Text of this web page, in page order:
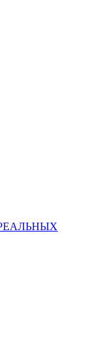
РЕАЛЬНЫХ